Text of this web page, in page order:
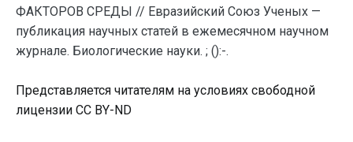
ФАКТОРОВ СРЕДЫ // Евразийский Союз Ученых —
публикация научных статей в ежемесячном научном
журнале. Биологические науки. ; ():-.
Представляется читателям на условиях свободной
лицензии CC BY-ND